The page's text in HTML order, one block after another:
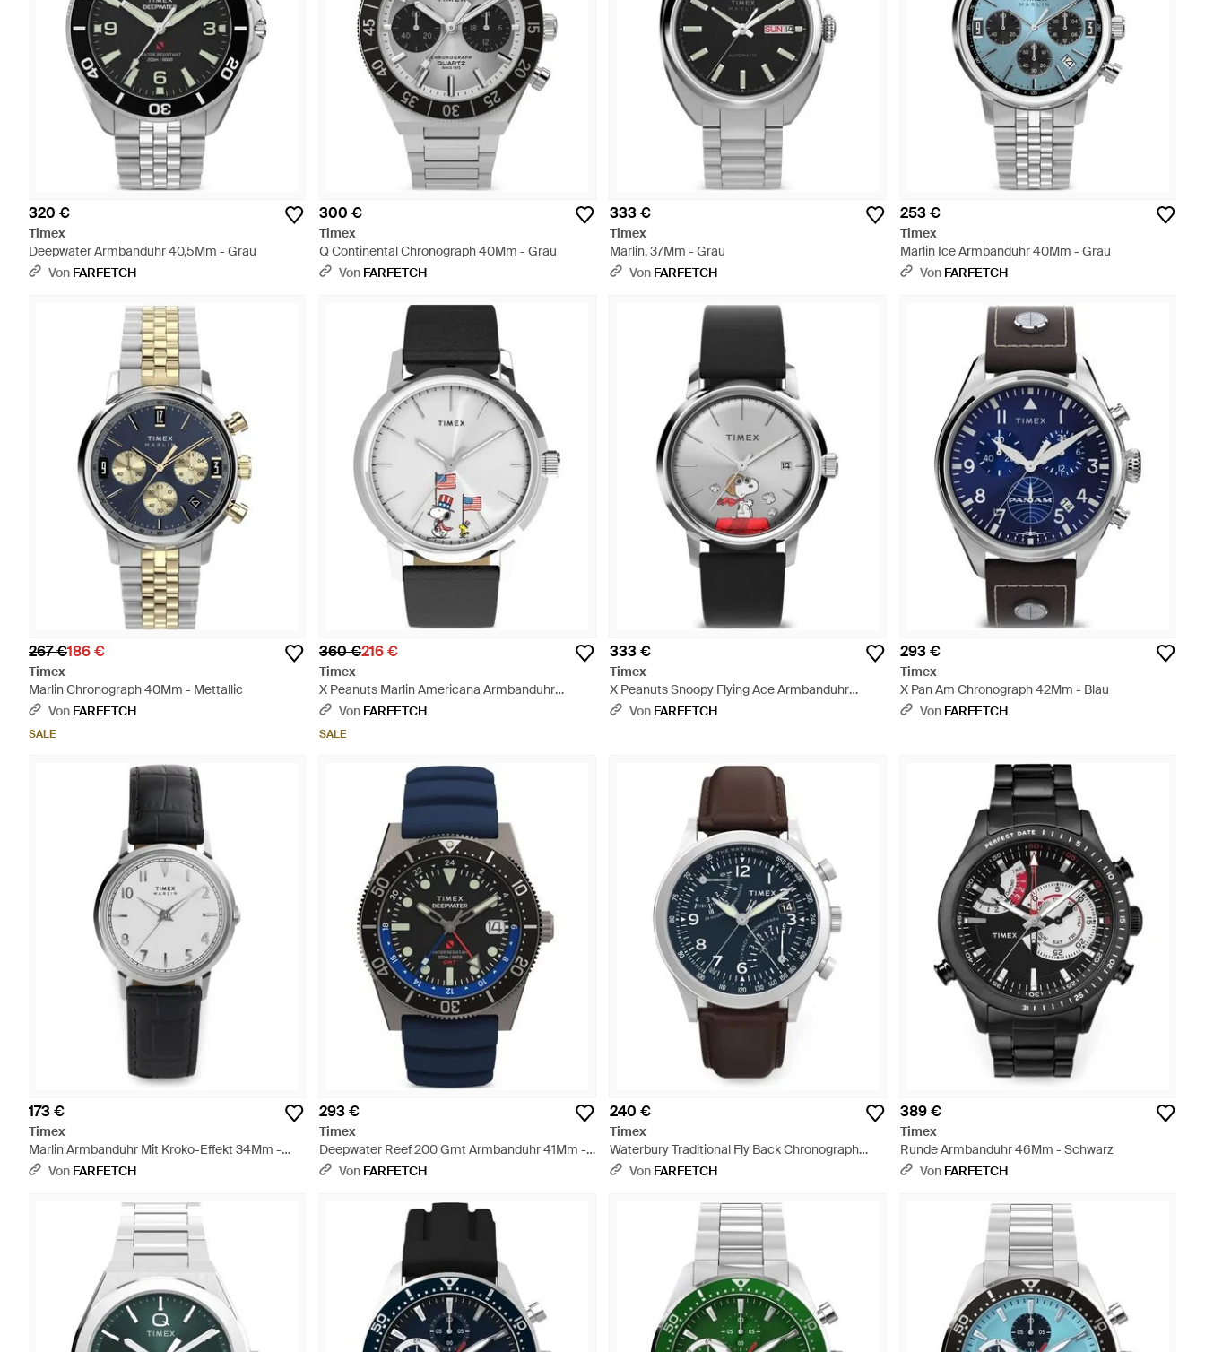
320 €
Timex
Deepwater Armbanduhr 40,5Mm - Grau
Von FARFETCH
300 €
Timex
Q Continental Chronograph 40Mm - Grau
Von FARFETCH
333 €
Timex
Marlin, 37Mm - Grau
Von FARFETCH
253 €
Timex
Marlin Ice Armbanduhr 40Mm - Grau
Von FARFETCH
267 €186 €
Timex
Marlin Chronograph 40Mm - Mettallic
Von FARFETCH
SALE
360 €216 €
Timex
X Peanuts Marlin Americana Armbanduhr
40Mm - Grau
Von FARFETCH
SALE
333 €
Timex
X Peanuts Snoopy Flying Ace Armbanduhr
40Mm - Grau
Von FARFETCH
293 €
Timex
X Pan Am Chronograph 42Mm - Blau
Von FARFETCH
173 €
Timex
Marlin Armbanduhr Mit Kroko-Effekt 34Mm -
GrauVon FARFETCH
293 €
Timex
Deepwater Reef 200 Gmt Armbanduhr 41Mm -
BlauVon FARFETCH
240 €
Timex
Waterbury Traditional Fly Back Chronograph
43Mm - Blau
Von FARFETCH
389 €
Timex
Runde Armbanduhr 46Mm - Schwarz
Von FARFETCH